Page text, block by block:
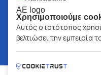
Χρησιμοποιούμε
Αυτός ο ιστότοπος
βελτιώσει την εμπειρία